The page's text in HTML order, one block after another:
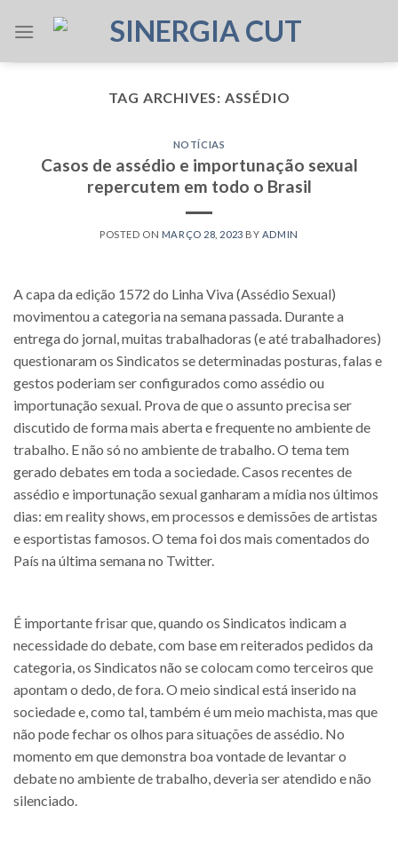
TAG ARCHIVES: ASSÉDIO
NOTÍCIAS
Casos de assédio e importunação sexual
repercutem em todo o Brasil
POSTED ON MARÇO 28, 2023 BY ADMIN
A capa da edição 1572 do Linha Viva (Assédio Sexual)
movimentou a categoria na semana passada. Durante a
entrega do jornal, muitas trabalhadoras (e até trabalhadores)
questionaram os Sindicatos se determinadas posturas, falas e
gestos poderiam ser configurados como assédio ou
importunação sexual. Prova de que o assunto precisa ser
discutido de forma mais aberta e frequente no ambiente de
trabalho. E não só no ambiente de trabalho. O tema tem
gerado debates em toda a sociedade. Casos recentes de
assédio e importunação sexual ganharam a mídia nos últimos
dias: em reality shows, em processos e demissões de artistas
e esportistas famosos. O tema foi dos mais comentados do
País na última semana no Twitter.
É importante frisar que, quando os Sindicatos indicam a
necessidade do debate, com base em reiterados pedidos da
categoria, os Sindicatos não se colocam como terceiros que
apontam o dedo, de fora. O meio sindical está inserido na
sociedade e, como tal, também é um meio machista, mas que
não pode fechar os olhos para situações de assédio. No
momento em que demonstra boa vontade de levantar o
debate no ambiente de trabalho, deveria ser atendido e não
silenciado.